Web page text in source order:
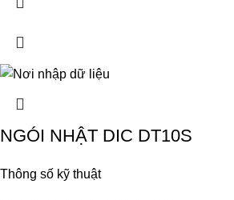
NGÓI NHẬT DIC DT10S
Thông số kỹ thuật